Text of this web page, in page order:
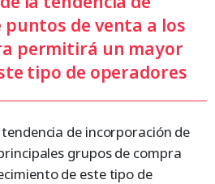
de venta a los
permitirá un mayor
tipo de operadores
de incorporación de
grupos de compra
de este tipo de